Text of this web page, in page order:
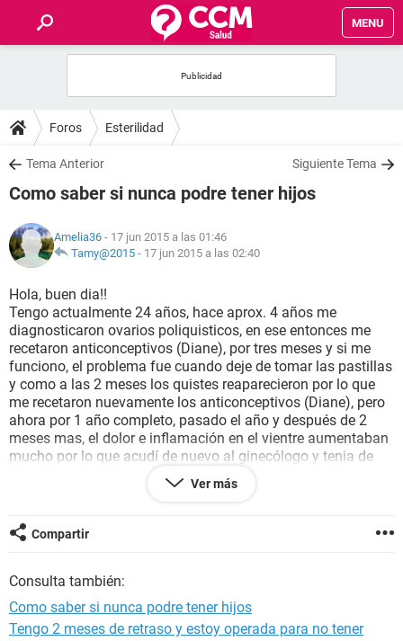
MENU
FOROS
SALUD
NUTRICIÓN
BIENESTAR
SEXUALIDAD
GLOSARIO
Foros Esterilidad
Tema Anterior Siguiente Tema
Como saber si nunca podre tener hijos
Amelia36 - 17 jun 2015 a las 01:46
Tamy@2015 - 17 jun 2015 a las 02:40
Hola, buen dia!!
Tengo actualmente 24 años, hace aprox. 4 años me
diagnosticaron ovarios poliquisticos, en ese entonces me
recetaron anticonceptivos (Diane), por tres meses y si me
funciono, el problema fue cuando deje de tomar las pastillas
y como a las 2 meses los quistes reaparecieron por lo que
me recetaron nuevamente los anticonceptivos (Diane), pero
ahora por 1 año completo, pasado el año y después de 2
meses mas, el dolor e inflamación en el vientre aumentaban
mucho por lo que acudí de nuevo al ginecólogo y tenia de
nuevo quistes, pero ahora el ovario derecho estaba
aumentado de tamaño por la cantidad de quistes que tenia,
igualmente por tres meses y los quistes no desaparecen,
tengo aproximadamente 2 años sin tomar ningún
nunca ha existido un embarazo, mi pregunta es si los
medicamentos antes mencionados o los quistes en los
ovarios afectan en la fertilidad.
Ver más
Compartir
Consulta también:
Como saber si nunca podre tener hijos
Tengo 2 meses de retraso y estoy operada para no tener